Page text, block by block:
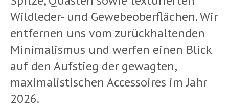
Wildleder- und Gewebeoberflächen. Wir
entfernen uns vom zurückhaltenden
Minimalismus und werfen einen Blick
auf den Aufstieg der gewagten,
maximalistischen Accessoires im Jahr
2026.